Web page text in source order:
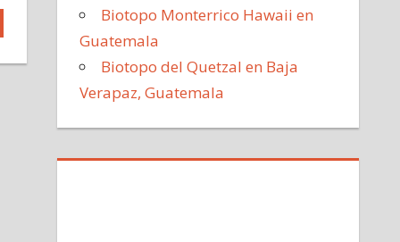
Biotopo Monterrico Hawaii en
Guatemala
Biotopo del Quetzal en Baja
Verapaz, Guatemala